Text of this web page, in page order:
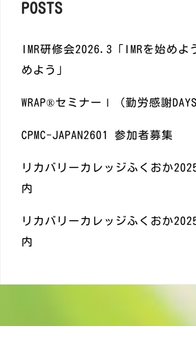
POSTS
IMR研修会2026.3「IMRを始めよ
めよう」
WRAP®️セミナーⅠ（勤労感謝
CPMC-JAPAN2601 参加者募集
リカバリーカレッジふくおか
内
リカバリーカレッジふくおか
内